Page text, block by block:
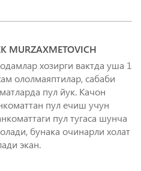
MURZAXMETOVICH
хозирги вактда уша 1
ололмаяптилар, сабаби
пул йук. Качон
пул ечиш учун
пул тугаса шунча
бунака очинарли холат
экан.